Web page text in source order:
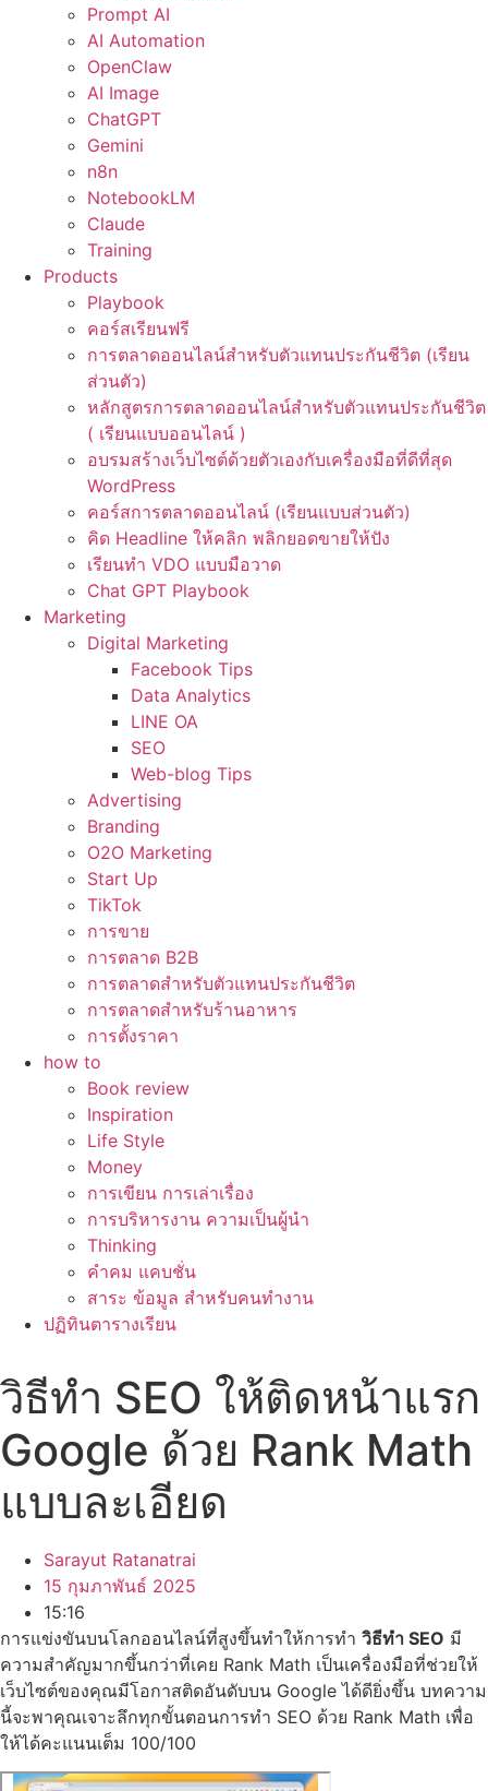
Prompt AI
AI Automation
OpenClaw
AI Image
ChatGPT
Gemini
n8n
NotebookLM
Claude
Training
Products
Playbook
คอร์สเรียนฟรี
การตลาดออนไลน์สำหรับตัวแทนประกันชีวิต (เรียน
ส่วนตัว)
หลักสูตรการตลาดออนไลน์สำหรับตัวแทนประกันชีวิต
( เรียนแบบออนไลน์ )
อบรมสร้างเว็บไซต์ด้วยตัวเองกับเครื่องมือที่ดีที่สุด
WordPress
คอร์สการตลาดออนไลน์ (เรียนแบบส่วนตัว)
คิด Headline ให้คลิก พลิกยอดขายให้ปัง
เรียนทำ VDO แบบมือวาด
Chat GPT Playbook
Marketing
Digital Marketing
Facebook Tips
Data Analytics
LINE OA
SEO
Web-blog Tips
Advertising
Branding
O2O Marketing
Start Up
TikTok
การขาย
การตลาด B2B
การตลาดสำหรับตัวแทนประกันชีวิต
การตลาดสำหรับร้านอาหาร
การตั้งราคา
how to
Book review
Inspiration
Life Style
Money
การเขียน การเล่าเรื่อง
การบริหารงาน ความเป็นผู้นำ
Thinking
คำคม แคบชั่น
สาระ ข้อมูล สำหรับคนทำงาน
ปฏิทินตารางเรียน
วิธีทำ SEO ให้ติดหน้าแรก
Google ด้วย Rank Math
แบบละเอียด
Sarayut Ratanatrai
15 กุมภาพันธ์ 2025
15:16
การแข่งขันบนโลกออนไลน์ที่สูงขึ้นทำให้การทำ วิธีทำ SEO มี
ความสำคัญมากขึ้นกว่าที่เคย Rank Math เป็นเครื่องมือที่ช่วยให้
เว็บไซต์ของคุณมีโอกาสติดอันดับบน Google ได้ดียิ่งขึ้น บทความ
นี้จะพาคุณเจาะลึกทุกขั้นตอนการทำ SEO ด้วย Rank Math เพื่อ
ให้ได้คะแนนเต็ม 100/100